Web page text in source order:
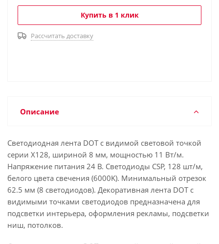
Купить в 1 клик
Рассчитать доставку
Описание
Светодиодная лента DOT с видимой световой точкой
серии X128, шириной 8 мм, мощностью 11 Вт/м.
Напряжение питания 24 В. Светодиоды CSP, 128 шт/м,
белого цвета свечения (6000K). Минимальный отрезок
62.5 мм (8 светодиодов). Декоративная лента DOT с
видимыми точками светодиодов предназначена для
подсветки интерьера, оформления рекламы, подсветки
ниш, потолков.